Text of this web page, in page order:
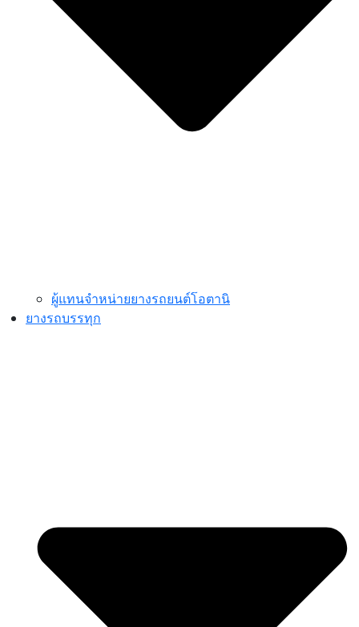
ผู้แทนจำหน่ายยางรถยนต์โอตานิ
ยางรถบรรทุก